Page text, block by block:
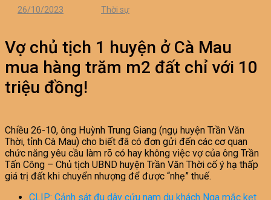
26/10/2023 Thời sự
Vợ chủ tịch 1 huyện ở Cà Mau
mua hàng trăm m2 đất chỉ với 10
triệu đồng!
Chiều 26-10, ông Huỳnh Trung Giang (ngụ huyện Trần Văn
Thời, tỉnh Cà Mau) cho biết đã có đơn gửi đến các cơ quan
chức năng yêu cầu làm rõ có hay không việc vợ của ông Trần
Tấn Công – Chủ tịch UBND huyện Trần Văn Thời cố ý hạ thấp
giá trị đất khi chuyển nhượng để được “nhẹ” thuế.
CLIP: Cảnh sát đu dây cứu nam du khách Nga mắc kẹt